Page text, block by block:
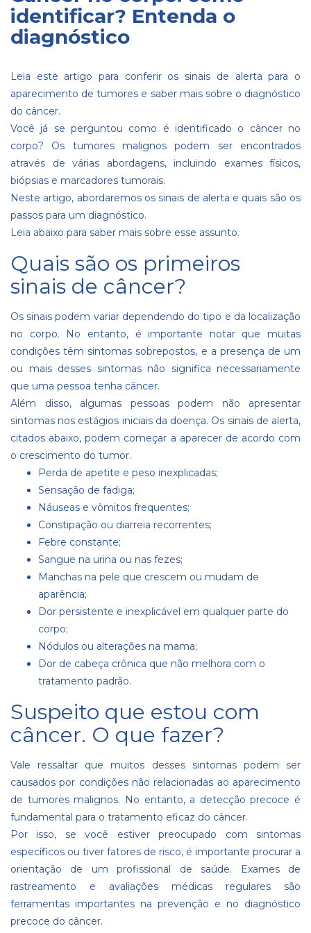
identificar? Entenda o
diagnóstico
Leia este artigo para conferir os sinais de alerta para o
aparecimento de tumores e saber mais sobre o diagnóstico
do câncer.
Você já se perguntou como é identificado o câncer no
corpo? Os tumores malignos podem ser encontrados
através de várias abordagens, incluindo exames físicos,
biópsias e marcadores tumorais.
Neste artigo, abordaremos os sinais de alerta e quais são os
passos para um diagnóstico.
Leia abaixo para saber mais sobre esse assunto.
Quais são os primeiros
sinais de câncer?
Os sinais podem variar dependendo do tipo e da localização
no corpo. No entanto, é importante notar que muitas
condições têm sintomas sobrepostos, e a presença de um
ou mais desses sintomas não significa necessariamente
que uma pessoa tenha câncer.
Além disso, algumas pessoas podem não apresentar
sintomas nos estágios iniciais da doença. Os sinais de alerta,
citados abaixo, podem começar a aparecer de acordo com
o crescimento do tumor.
Perda de apetite e peso inexplicadas;
Sensação de fadiga;
Náuseas e vômitos frequentes;
Constipação ou diarreia recorrentes;
Febre constante;
Sangue na urina ou nas fezes;
Manchas na pele que crescem ou mudam de
aparência;
Dor persistente e inexplicável em qualquer parte do
corpo;
Nódulos ou alterações na mama;
Dor de cabeça crônica que não melhora com o
tratamento padrão.
Suspeito que estou com
câncer. O que fazer?
Vale ressaltar que muitos desses sintomas podem ser
causados por condições não relacionadas ao aparecimento
de tumores malignos. No entanto, a detecção precoce é
fundamental para o tratamento eficaz do câncer.
Por isso, se você estiver preocupado com sintomas
específicos ou tiver fatores de risco, é importante procurar a
orientação de um profissional de saúde. Exames de
rastreamento e avaliações médicas regulares são
ferramentas importantes na prevenção e no diagnóstico
precoce do câncer.